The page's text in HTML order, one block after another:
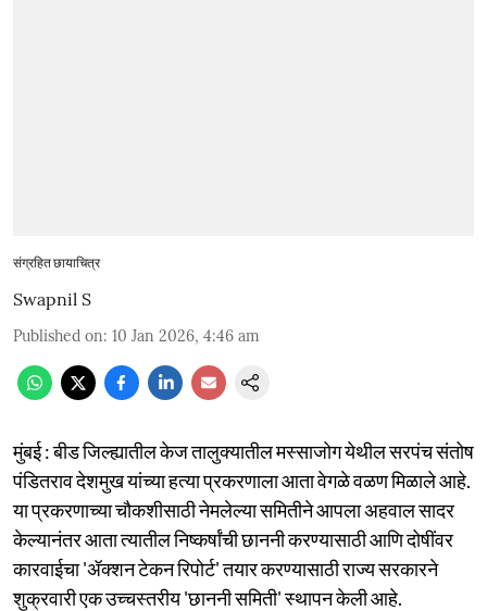
संग्रहित छायाचित्र
Swapnil S
Published on: 10 Jan 2026, 4:46 am
मुंबई : बीड जिल्ह्यातील केज तालुक्यातील मस्साजोग येथील सरपंच संतोष
पंडितराव देशमुख यांच्या हत्या प्रकरणाला आता वेगळे वळण मिळाले आहे.
या प्रकरणाच्या चौकशीसाठी नेमलेल्या समितीने आपला अहवाल सादर
केल्यानंतर आता त्यातील निष्कर्षांची छाननी करण्यासाठी आणि दोषींवर
कारवाईचा 'ॲक्शन टेकन रिपोर्ट' तयार करण्यासाठी राज्य सरकारने
शुक्रवारी एक उच्चस्तरीय 'छाननी समिती' स्थापन केली आहे.